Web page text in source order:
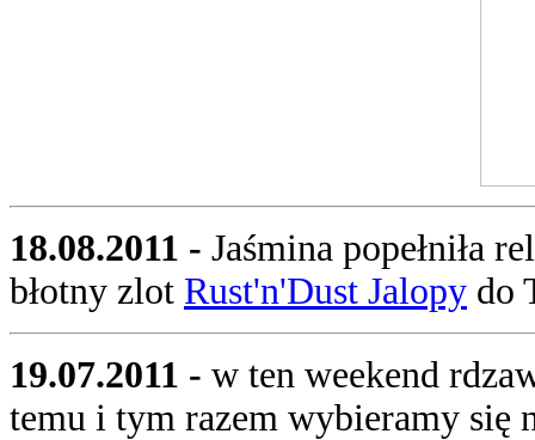
18.08.2011 - Jaśmina popełniła
błotny zlot Rust'n'Dust Jalopy do
19.07.2011 - w ten weekend
temu i tym razem wybieramy się